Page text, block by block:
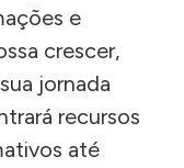
e
crescer,
jornada
recursos
até